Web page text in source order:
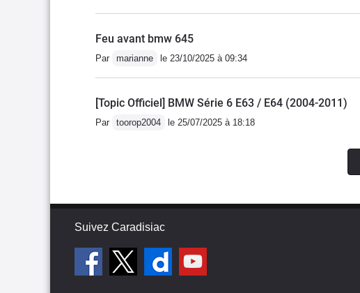
Feu avant bmw 645
Par marianne le 23/10/2025 à 09:34
[Topic Officiel] BMW Série 6 E63 / E64 (2004-2011)
Par toorop2004 le 25/07/2025 à 18:18
Suivez Caradisiac